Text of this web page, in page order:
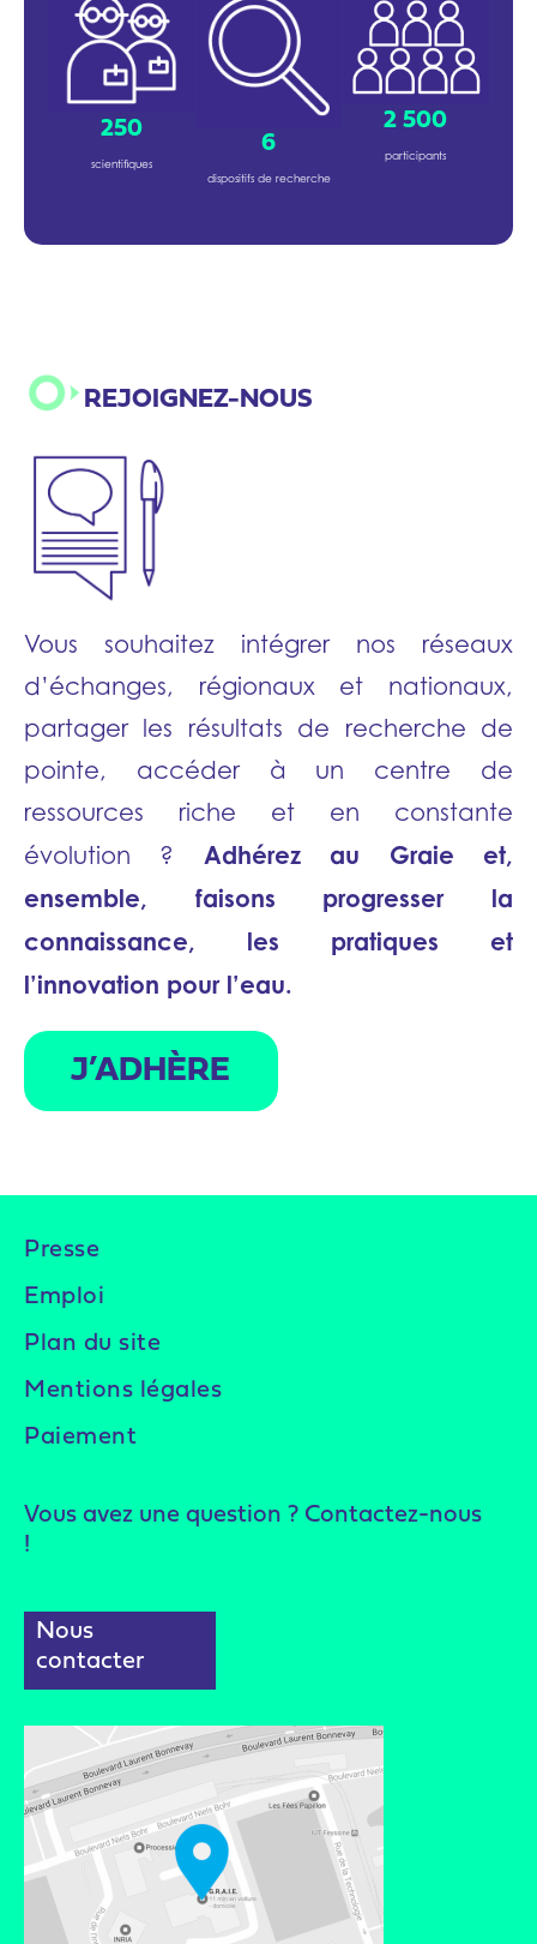
250
scientifiques
6
dispositifs de recherche
2 500
participants
REJOIGNEZ-NOUS
Vous souhaitez intégrer nos réseaux
d’échanges, régionaux et nationaux,
partager les résultats de recherche de
pointe, accéder à un centre de
ressources riche et en constante
évolution ? Adhérez au Graie et,
ensemble, faisons progresser la
connaissance, les pratiques et
l’innovation pour l’eau.
J’ADHÈRE
Presse
Emploi
Plan du site
Mentions légales
Paiement
Vous avez une question ? Contactez-nous
!
Nous
contacter